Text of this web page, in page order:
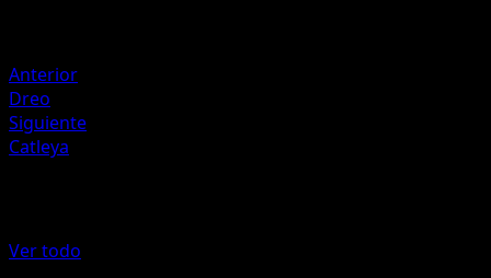
Anterior
Dreo
Siguiente
Catleya
Ver todo